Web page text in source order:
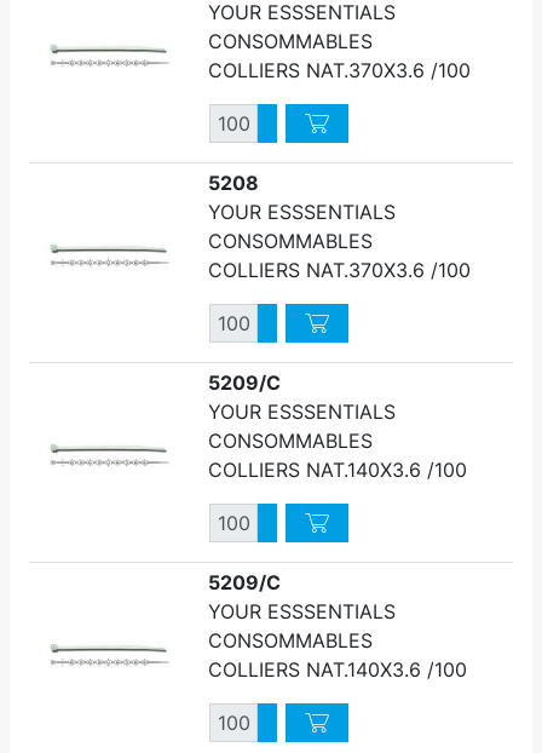
YOUR ESSSENTIALS
CONSOMMABLES
COLLIERS NAT.370X3.6 /100
QuantitéAugmenter quantité
Diminuer quantité
5208
YOUR ESSSENTIALS
CONSOMMABLES
COLLIERS NAT.370X3.6 /100
QuantitéAugmenter quantité
Diminuer quantité
5209/C
YOUR ESSSENTIALS
CONSOMMABLES
COLLIERS NAT.140X3.6 /100
QuantitéAugmenter quantité
Diminuer quantité
5209/C
YOUR ESSSENTIALS
CONSOMMABLES
COLLIERS NAT.140X3.6 /100
QuantitéAugmenter quantité
Diminuer quantité